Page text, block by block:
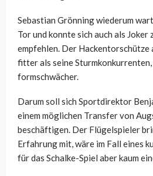
Sebastian Grönning wiederum
Tor und konnte sich auch als
empfehlen. Der Hackentorschütze
fitter als seine
formschwächer.
Darum soll sich Sportdirektor
einem möglichen Transfer von
beschäftigen. Der Flügelspieler
Erfahrung mit, wäre im Fall eines
für das Schalke-Spiel aber kaum